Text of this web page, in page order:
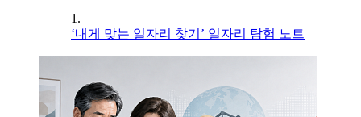
1.
‘내게 맞는 일자리 찾기’ 일자리 탐험 노트